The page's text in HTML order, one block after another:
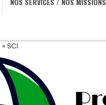
» SCI